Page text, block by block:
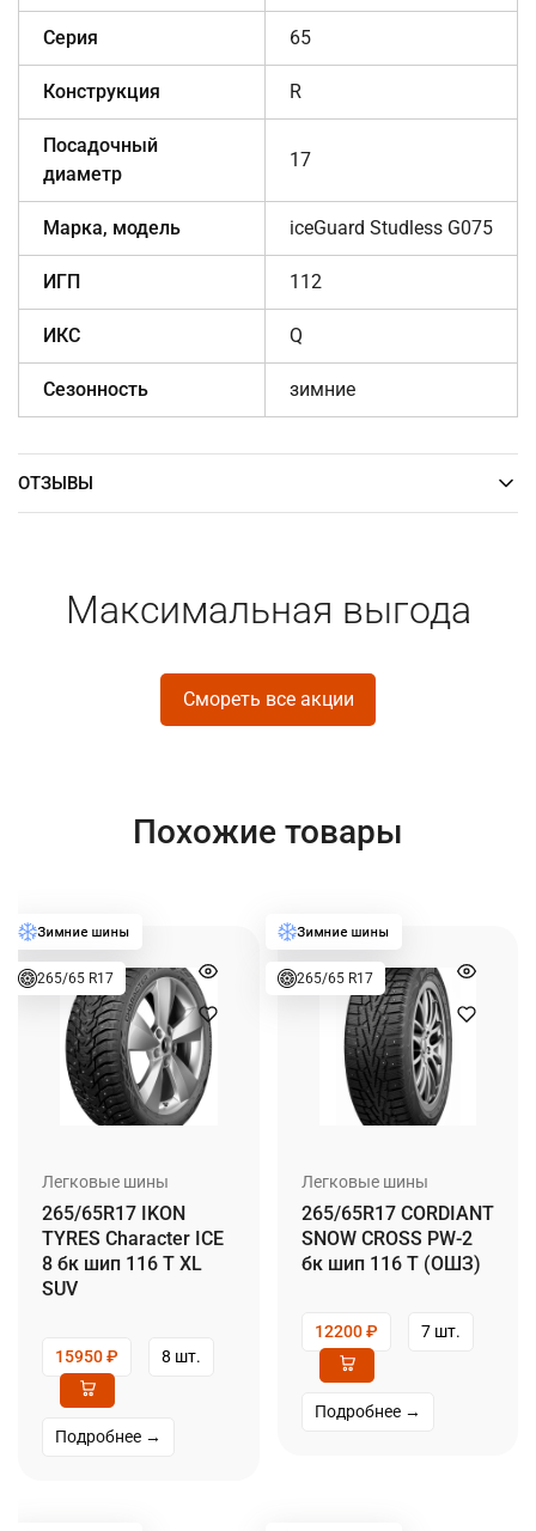
Серия 65
Конструкция R
Посадочный
диаметр
17
Марка, модель iceGuard Studless G075
ИГП 112
ИКС Q
Сезонность зимние
ОТЗЫВЫ
Максимальная выгода
Смореть все акции
Похожие товары
265/65 R17
Легковые шины
265/65R17 IKON
TYRES Character ICE
8 бк шип 116 T XL
SUV
15950₽ 8 шт.
Подробнее →
265/65 R17
Легковые шины
265/65R17 CORDIANT
SNOW CROSS PW-2
бк шип 116 T (ОШЗ)
12200₽ 7 шт.
Подробнее →